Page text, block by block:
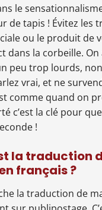
le
de tapis ! Évitez les
ou le produit de
dans la corbeille.
peu trop lourds, non
vrai, et ne
comme quand on
c’est la clé pour
!
la traduction
français ?
la traduction de